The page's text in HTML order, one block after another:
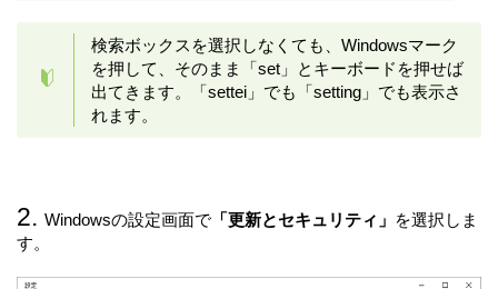
検索ボックスを選択しなくても、Windowsマーク
を押して、そのまま「set」とキーボードを押せば
出てきます。「settei」でも「setting」でも表示さ
れます。
Windowsの設定画面で 「更新とセキュリティ」 を選択しま
す。